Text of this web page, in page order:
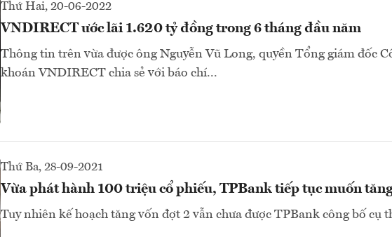
Thứ Hai, 20-06-2022
VNDIRECT ước lãi 1.620 tỷ đồng trong 6 tháng đầu năm
Thông tin trên vừa được ông Nguyễn Vũ Long, quyền Tổng giám đốc
khoán VNDIRECT chia sẻ với báo chí...
Thứ Ba, 28-09-2021
Vừa phát hành 100 triệu cổ phiếu, TPBank tiếp tục muốn
Tuy nhiên kế hoạch tăng vốn đợt 2 vẫn chưa được TPBank công bố cụ